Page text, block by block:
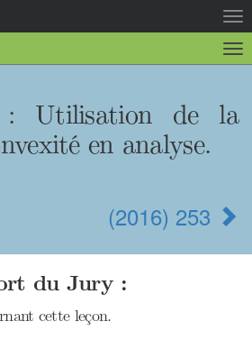
la
la
: Utilisation de la
en analyse.
(2016) 253
du Jury :
cette leçon.